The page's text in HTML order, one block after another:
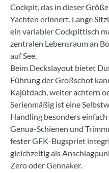
Cockpit, das in dieser
Yachten erinnert. Lange
ein variabler Cockpittisch
zentralen Lebensraum an
auf See.
Beim Deckslayout bietet
Führung der Großschot
Kajütdach, weiter achtern
Serienmäßig ist eine
Handling besonders
Genua-Schienen und
fester GFK-Bugspriet
gleichzeitig als
Zero oder Gennaker.